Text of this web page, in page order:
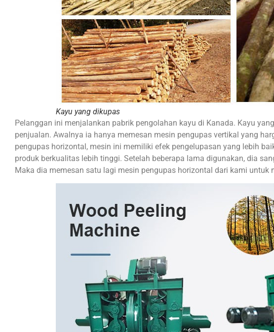
Kayu yang dikupas
Pelanggan ini menjalankan pabrik pengolahan kayu di Kanada. Kayu
penjualan. Awalnya ia hanya memesan mesin pengupas vertikal yang
pengupas horizontal, mesin ini memiliki efek pengelupasan yang lebih
produk berkualitas lebih tinggi. Setelah beberapa lama digunakan, dia
Maka dia memesan satu lagi mesin pengupas horizontal dari kami untuk